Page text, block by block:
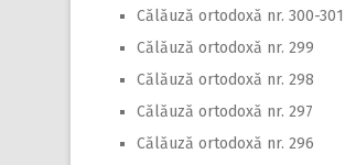
Călăuză ortodoxă nr. 300-301
Călăuză ortodoxă nr. 299
Călăuză ortodoxă nr. 298
Călăuză ortodoxă nr. 297
Călăuză ortodoxă nr. 296